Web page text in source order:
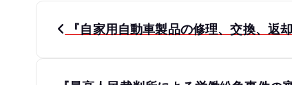
投 『自家用自動車製品の修理、交換、返